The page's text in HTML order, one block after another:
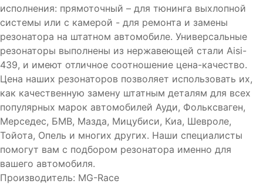
исполнения: прямоточный – для тюнинга выхлопной
системы или с камерой - для ремонта и замены
резонатора на штатном автомобиле. Универсальные
резонаторы выполнены из нержавеющей стали Aisi-
439, и имеют отличное соотношение цена-качество.
Цена наших резонаторов позволяет использовать их,
как качественную замену штатным деталям для всех
популярных марок автомобилей Ауди, Фольксваген,
Мерседес, БМВ, Мазда, Мицубиси, Киа, Шевроле,
Тойота, Опель и многих других. Наши специалисты
помогут вам с подбором резонатора именно для
вашего автомобиля.
Производитель: MG-Race